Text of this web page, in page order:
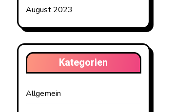
August 2023
Kategorien
Allgemein